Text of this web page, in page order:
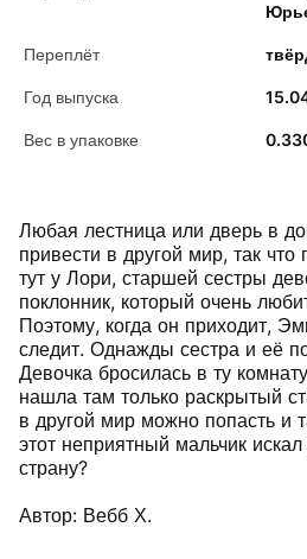
Переплёт
Год выпуска
Вес в упаковке
Любая лестница или дверь в
привести в другой мир, так что
тут у Лори, старшей сестры
поклонник, который очень
Поэтому, когда он приходит,
следит. Однажды сестра и её
Девочка бросилась в ту
нашла там только раскрытый
в другой мир можно попасть и
этот неприятный мальчик
страну?
Автор: Вебб Х.